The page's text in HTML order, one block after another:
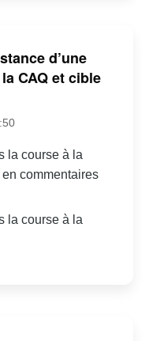
d’une
CAQ et cible
la course à la
commentaires
la course à la